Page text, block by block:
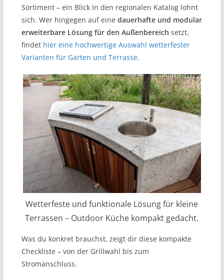
Sortiment – ein Blick in den regionalen Katalog lohnt
sich. Wer hingegen auf eine dauerhafte und modular
erweiterbare Lösung für den Außenbereich setzt,
findet hier eine hochwertige Auswahl wetterfester
Varianten für Garten und Terrasse.
Wetterfeste und funktionale Lösung für kleine
Terrassen – Outdoor Küche kompakt gedacht.
Was du konkret brauchst, zeigt dir diese kompakte
Checkliste – von der Grillwahl bis zum
Stromanschluss.